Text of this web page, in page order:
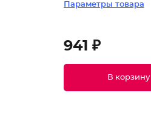
Параметры товара
941 ₽
В корзину